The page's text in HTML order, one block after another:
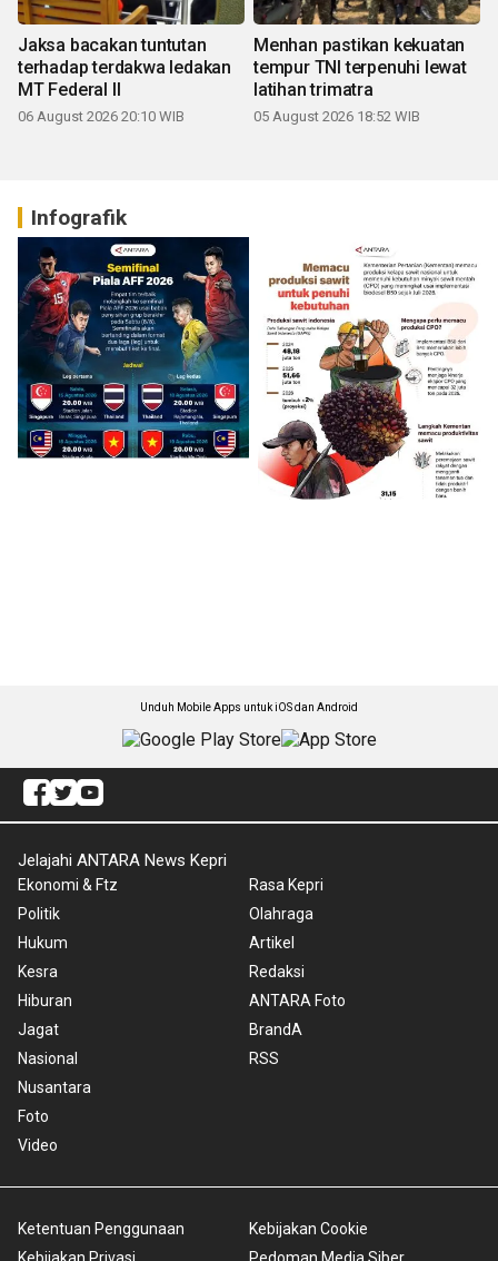
Jaksa bacakan tuntutan
terhadap terdakwa ledakan
MT Federal II
06 August 2026 20:10 WIB
Menhan pastikan kekuatan
tempur TNI terpenuhi lewat
latihan trimatra
05 August 2026 18:52 WIB
Infografik
Unduh Mobile Apps untuk iOS dan Android
Jelajahi ANTARA News Kepri
Ekonomi & Ftz
Politik
Hukum
Kesra
Hiburan
Jagat
Nasional
Nusantara
Foto
Video
Rasa Kepri
Olahraga
Artikel
Redaksi
ANTARA Foto
BrandA
RSS
Ketentuan Penggunaan
Kebijakan Privasi
Kebijakan Cookie
Pedoman Media Siber